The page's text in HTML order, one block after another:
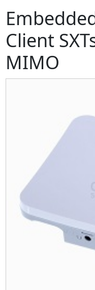
Client
MIMO